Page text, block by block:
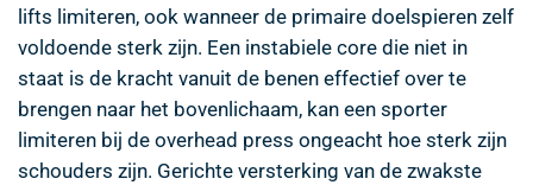
lifts limiteren, ook wanneer de primaire doelspieren zelf
voldoende sterk zijn. Een instabiele core die niet in
staat is de kracht vanuit de benen effectief over te
brengen naar het bovenlichaam, kan een sporter
limiteren bij de overhead press ongeacht hoe sterk zijn
schouders zijn. Gerichte versterking van de zwakste